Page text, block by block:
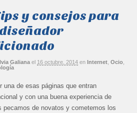
y consejos para
Galiana el 16 octubre, 2014 en Internet ,Ocio
una de esas páginas que entran
y con una buena experiencia de
pecamos de novatos y cometemos los